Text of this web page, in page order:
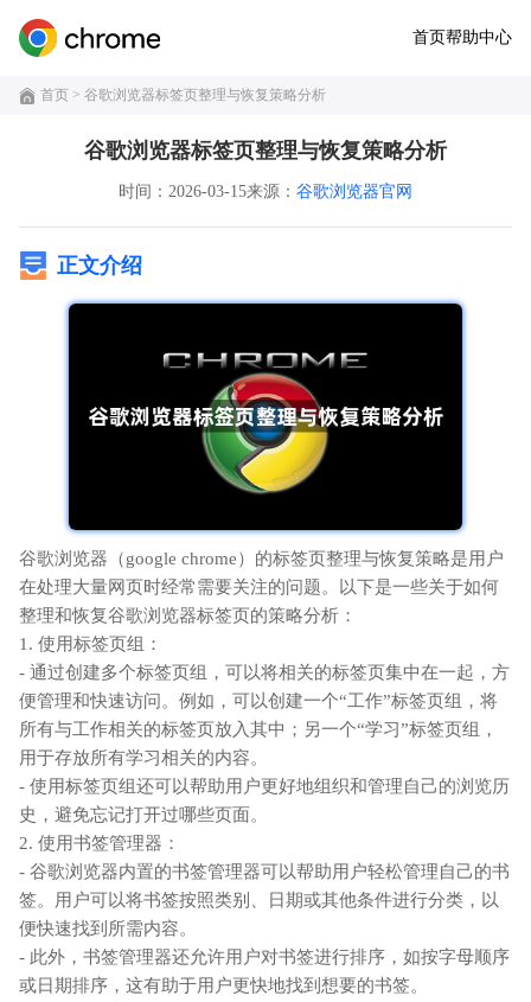
首页帮助中心
首页 > 谷歌浏览器标签页整理与恢复策略分析
谷歌浏览器标签页整理与恢复策略分析
时间：2026-03-15来源： 谷歌浏览器官网
正文介绍
谷歌浏览器（google chrome）的标签页整理与恢复策略是用户
在处理大量网页时经常需要关注的问题。以下是一些关于如何
整理和恢复谷歌浏览器标签页的策略分析：
1. 使用标签页组：
- 通过创建多个标签页组，可以将相关的标签页集中在一起，方
便管理和快速访问。例如，可以创建一个“工作”标签页组，将
所有与工作相关的标签页放入其中；另一个“学习”标签页组，
用于存放所有学习相关的内容。
- 使用标签页组还可以帮助用户更好地组织和管理自己的浏览历
史，避免忘记打开过哪些页面。
2. 使用书签管理器：
- 谷歌浏览器内置的书签管理器可以帮助用户轻松管理自己的书
签。用户可以将书签按照类别、日期或其他条件进行分类，以
便快速找到所需内容。
- 此外，书签管理器还允许用户对书签进行排序，如按字母顺序
或日期排序，这有助于用户更快地找到想要的书签。